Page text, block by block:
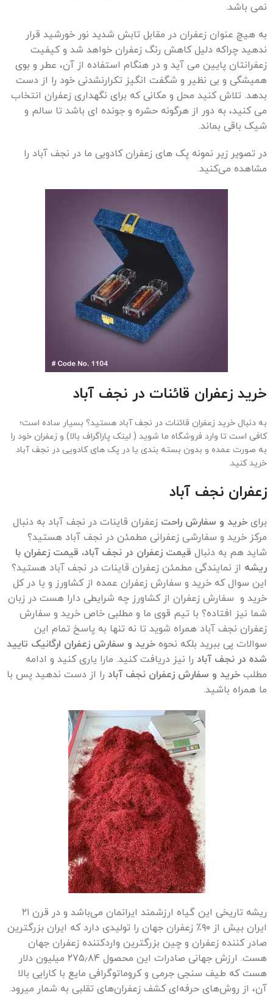
نمی باشد.
به هیچ عنوان زعفران در مقابل تابش شدید نور خورشید قرار
ندهید چراکه دلیل کاهش رنگ زعفران خواهد شد و کیفیت
زعفرانتان پایین می آید و در هنگام استفاده از آن، عطر و بوی
همیشگی و بی نظیر و شگفت انگیز تکرارنشدنی خود را از دست
بدهد. تلاش کنید محل و مکانی که برای نگهداری زعفران انتخاب
می کنید، به دور از هرگونه حشره و جونده ای باشد تا سالم و
شیک باقی بماند.
در تصویر زیر نمونه پک های زعفران کادویی ما در نجف آباد را
مشاهده می‌کنید.
خرید زعفران قائنات در نجف آباد
به دنبال خرید زعفران قائنات در نجف آباد هستید؟ بسیار ساده است؛
کافی است تا وارد فروشگاه ما شوید ( لینک پاراگراف بالا) و زعفران خود را
به صورت عمده و بدون بسته بندی یا در پک های کادویی در نجف آباد
خرید کنید.
زعفران نجف آباد
برای خرید و سفارش راحت زعفران قاینات در نجف آباد به دنبال
مرکز خرید و سفارشی زعفرانی مطمئن در نجف آباد هستید؟
شاید هم به دنبال قیمت زعفران در نجف آباد، قیمت زعفران با
ریشه از نمایندگی مطمئن زعفران قاینات در نجف آباد هستید؟
این سوال که خرید و سفارش زعفران عمده از کشاورز و یا در کل
خرید و سفارش زعفران از کشاورز چه شرایطی دارا هست در زبان
شما نیز افتاده؟ با تیم قوی ما و مطلبی خاص خرید و سفارش
زعفران نجف آباد همراه شوید تا نه تنها به پاسخ تمام این
سوالات پی ببرید بلکه نحوه خرید و سفارش زعفران ارگانیک تایید
شده در نجف آباد را نیز دریافت کنید. مارا یاری کنید و ادامه
مطلب خرید و سفارش زعفران نجف آباد را از دست ندهید پس با
ما همراه باشید.
ریشه تاریخی این گیاه ارزشمند ایرانمان می‌باشد و در قرن ۲۱
ایران بیش از ۹۰٪ زعفران جهان را تولیدی دارد که ایران بزرگترین
صادر کننده زعفران و چین بزرگترین واردکننده زعفران جهان
هست. ارزش جهانی صادرات این محصول ۲۷۵٫۸۴ میلیون دلار
هست که طیف‌ سنجی جرمی و کروماتوگرافی مایع با کارایی بالا
آن، از روش‌های حرفه‌ای کشف زعفران‌های تقلبی به شمار میرود.